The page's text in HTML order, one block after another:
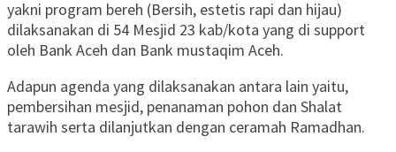
yakni program bereh (Bersih, estetis rapi dan hijau)
dilaksanakan di 54 Mesjid 23 kab/kota yang di support
oleh Bank Aceh dan Bank mustaqim Aceh.
Adapun agenda yang dilaksanakan antara lain yaitu,
pembersihan mesjid, penanaman pohon dan Shalat
tarawih serta dilanjutkan dengan ceramah Ramadhan.